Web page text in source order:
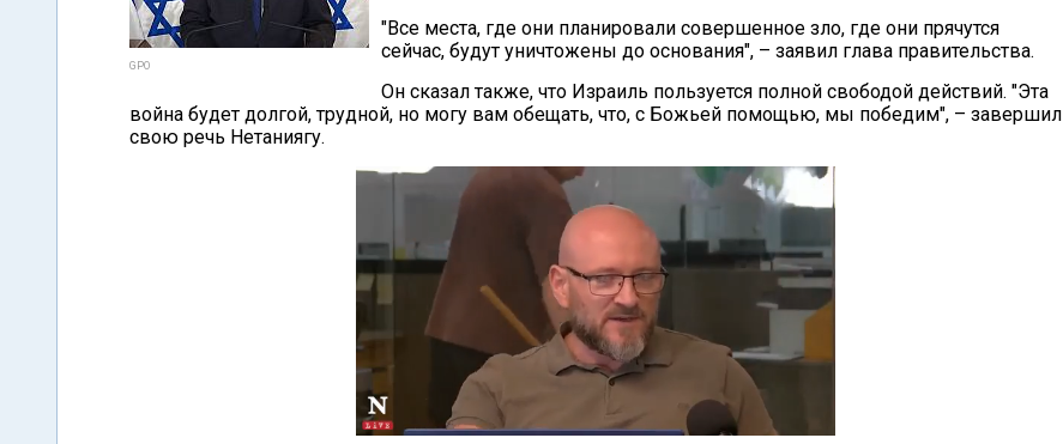
GPO
"Все места, где они планировали совершенное зло, где они прячутся
сейчас, будут уничтожены до основания", – заявил глава правительства.
Он сказал также, что Израиль пользуется полной свободой действий. "Эта
война будет долгой, трудной, но могу вам обещать, что, с Божьей помощью, мы победим", – завершил
свою речь Нетаниягу.